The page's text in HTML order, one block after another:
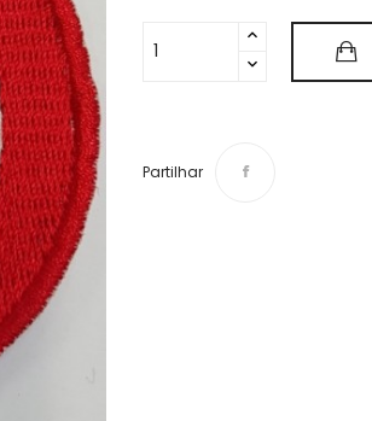
Partilhar